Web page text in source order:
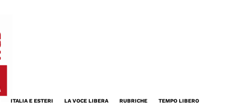
ITALIA E ESTERI LA VOCE LIBERA RUBRICHE TEMPO LIBERO